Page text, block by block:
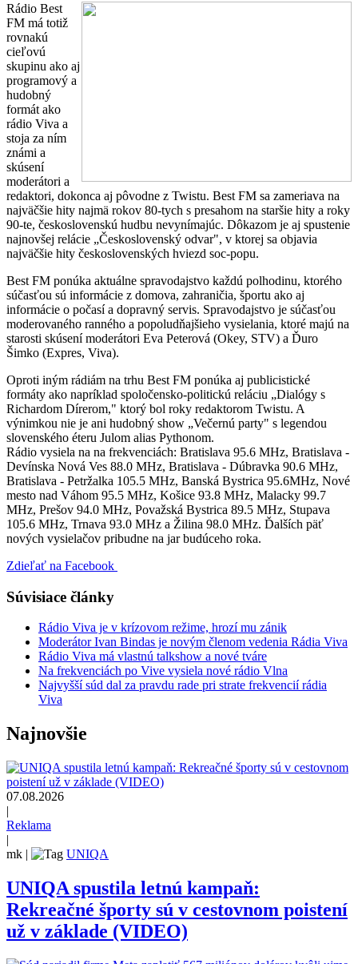
Rádio Best
FM má totiž
rovnakú
cieľovú
skupinu ako aj
programový a
hudobný
formát ako
rádio Viva a
stoja za ním
známi a
skúsení
moderátori a
redaktori, dokonca aj pôvodne z Twistu. Best FM sa zameriava na
najväčšie hity najmä rokov 80-tych s presahom na staršie hity a roky
90-te, československú hudbu nevynímajúc. Dôkazom je aj spustenie
najnovšej relácie „Československý odvar", v ktorej sa objavia
najväčšie hity československých hviezd soc-popu.
Best FM ponúka aktuálne spravodajstvo každú polhodinu, ktorého
súčasťou sú informácie z domova, zahraničia, športu ako aj
informácie o počasí a dopravný servis. Spravodajstvo je súčasťou
moderovaného ranného a popoludňajšieho vysielania, ktoré majú na
starosti skúsení moderátori Eva Peterová (Okey, STV) a Ďuro
Šimko (Expres, Viva).
Oproti iným rádiám na trhu Best FM ponúka aj publicistické
formáty ako napríklad spoločensko-politickú reláciu „Dialógy s
Richardom Dírerom," ktorý bol roky redaktorom Twistu. A
výnimkou nie je ani hudobný show „Večernú party" s legendou
slovenského éteru Julom alias Pythonom.
Rádio vysiela na na frekvenciách: Bratislava 95.6 MHz, Bratislava -
Devínska Nová Ves 88.0 MHz, Bratislava - Dúbravka 90.6 MHz,
Bratislava - Petržalka 105.5 MHz, Banská Bystrica 95.6MHz, Nové
mesto nad Váhom 95.5 MHz, Košice 93.8 MHz, Malacky 99.7
MHz, Prešov 94.0 MHz, Považská Bystrica 89.5 MHz, Stupava
105.6 MHz, Trnava 93.0 MHz a Žilina 98.0 MHz. Ďalších päť
nových vysielačov pribudne na jar budúceho roka.
Zdieľať na Facebook
Súvisiace články
Rádio Viva je v krízovom režime, hrozí mu zánik
Moderátor Ivan Bindas je novým členom vedenia Rádia Viva
Rádio Viva má vlastnú talkshow a nové tváre
Na frekvenciách po Vive vysiela nové rádio Vlna
Najvyšší súd dal za pravdu rade pri strate frekvencií rádia
Viva
Najnovšie
07.08.2026
|
Reklama
|
mk | UNIQA
UNIQA spustila letnú kampaň:
Rekreačné športy sú v cestovnom poistení
už v základe (VIDEO)